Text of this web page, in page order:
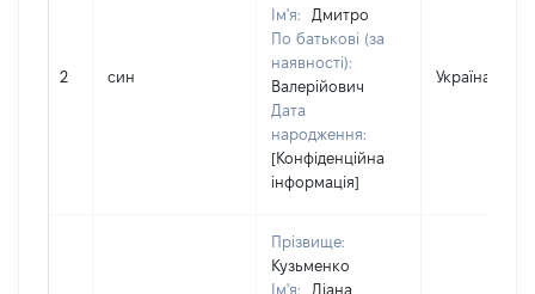
2 син
Ім'я:
Дмитро
По батькові (за
наявності):
Валерійович
Дата
народження:
[Конфіденційна
інформація]
Україна
Прізвище:
Кузьменко
Ім'я:
Діана